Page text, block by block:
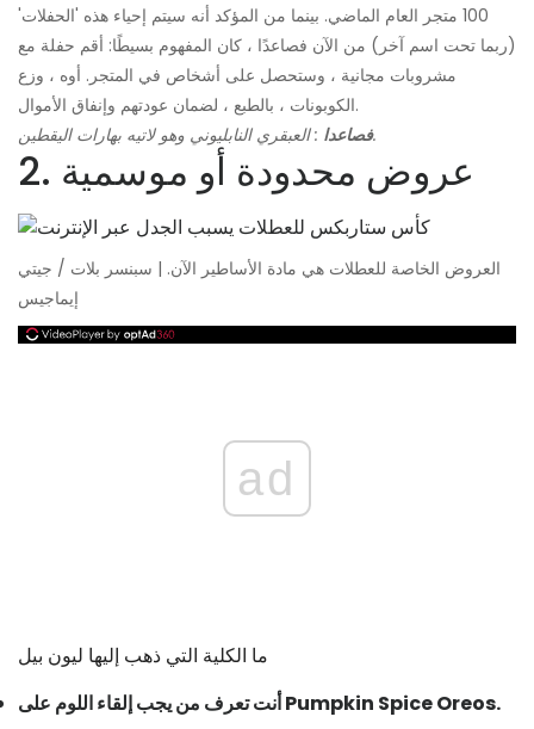
100 متجر العام الماضي. بينما من المؤكد أنه سيتم إحياء هذه 'الحفلات'
(ربما تحت اسم آخر) من الآن فصاعدًا ، كان المفهوم بسيطًا: أقم حفلة مع
مشروبات مجانية ، وستحصل على أشخاص في المتجر. أوه ، وزع
الكوبونات ، بالطبع ، لضمان عودتهم وإنفاق الأموال.
فصاعدا: العبقري النابليوني وهو لاتيه بهارات اليقطين.
2. عروض محدودة أو موسمية
العروض الخاصة للعطلات هي مادة الأساطير الآن. | سبنسر بلات / جيتي
إيماجيس
ad
ما الكلية التي ذهب إليها ليون بيل
أنت تعرف من يجب إلقاء اللوم على Pumpkin Spice Oreos.